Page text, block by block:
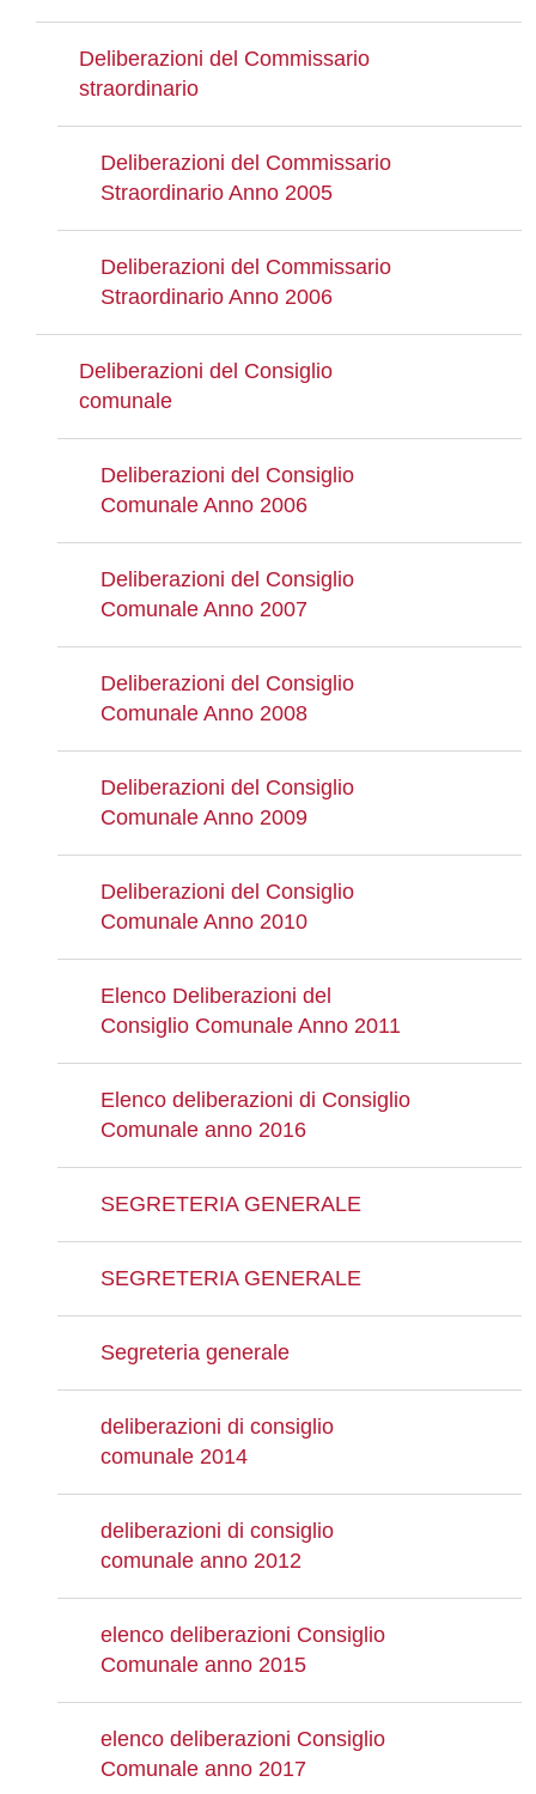
Deliberazioni del Commissario
straordinario
Deliberazioni del Commissario
Straordinario Anno 2005
Deliberazioni del Commissario
Straordinario Anno 2006
Deliberazioni del Consiglio
comunale
Deliberazioni del Consiglio
Comunale Anno 2006
Deliberazioni del Consiglio
Comunale Anno 2007
Deliberazioni del Consiglio
Comunale Anno 2008
Deliberazioni del Consiglio
Comunale Anno 2009
Deliberazioni del Consiglio
Comunale Anno 2010
Elenco Deliberazioni del
Consiglio Comunale Anno 2011
Elenco deliberazioni di Consiglio
Comunale anno 2016
SEGRETERIA GENERALE
SEGRETERIA GENERALE
Segreteria generale
deliberazioni di consiglio
comunale 2014
deliberazioni di consiglio
comunale anno 2012
elenco deliberazioni Consiglio
Comunale anno 2015
elenco deliberazioni Consiglio
Comunale anno 2017